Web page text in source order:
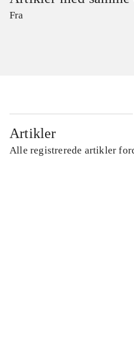
Fra
Artikler
Alle registrerede artikler